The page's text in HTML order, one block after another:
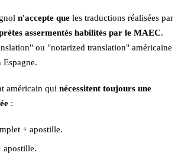
n'accepte que les traductions réalisées par
assermentés habilités par le MAEC.
ou "notarized translation" américaine
Espagne.
américain qui nécessitent toujours une
:
+ apostille.